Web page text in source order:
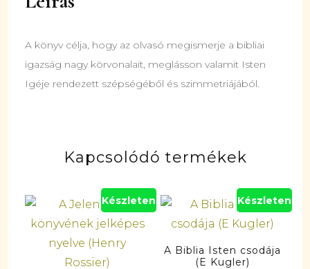
A könyv célja, hogy az olvasó megismerje a bibliai
igazság nagy körvonalait, meglásson valamit Isten
Igéje rendezett szépségéből és szimmetriájából.
Kapcsolódó termékek
Készleten Készleten
A Biblia Isten csodája
(E Kugler)